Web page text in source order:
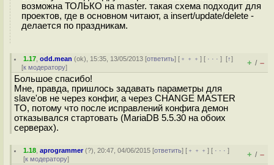
возможна ТОЛЬКО на master. такая схема подходит для
проектов, где в основном читают, а insert/update/delete -
делается по праздникам.
1.17 ,odd.mean (ok), 15:35, 13/05/2013 [ответить] [ ﹢﹢﹢] [ · · ·][↑]
[к модератору] + / –
Большое спасибо!
Мне, правда, пришлось задавать параметры для
slave'ов не через конфиг, а через CHANGE MASTER
TO, потому что после исправлений конфига демон
отказывался стартовать (MariaDB 5.5.30 на обоих
серверах).
1.18 ,aprogrammer(?), 20:47, 04/06/2015 [ответить] [ ﹢﹢﹢] [ · · ·]
[к модератору] + / –